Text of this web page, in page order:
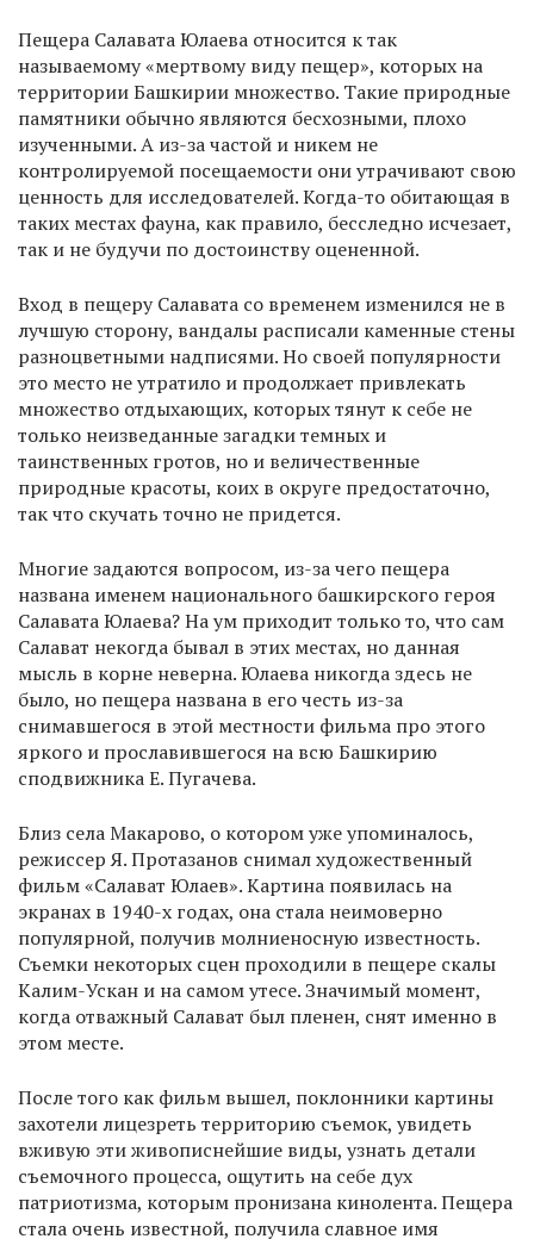
Пещера Салавата Юлаева относится к так
называемому «мертвому виду пещер», которых на
территории Башкирии множество. Такие природные
памятники обычно являются бесхозными, плохо
изученными. А из-за частой и никем не
контролируемой посещаемости они утрачивают свою
ценность для исследователей. Когда-то обитающая в
таких местах фауна, как правило, бесследно исчезает,
так и не будучи по достоинству оцененной.
Вход в пещеру Салавата со временем изменился не в
лучшую сторону, вандалы расписали каменные стены
разноцветными надписями. Но своей популярности
это место не утратило и продолжает привлекать
множество отдыхающих, которых тянут к себе не
только неизведанные загадки темных и
таинственных гротов, но и величественные
природные красоты, коих в округе предостаточно,
так что скучать точно не придется.
Многие задаются вопросом, из-за чего пещера
названа именем национального башкирского героя
Салавата Юлаева? На ум приходит только то, что сам
Салават некогда бывал в этих местах, но данная
мысль в корне неверна. Юлаева никогда здесь не
было, но пещера названа в его честь из-за
снимавшегося в этой местности фильма про этого
яркого и прославившегося на всю Башкирию
сподвижника Е. Пугачева.
Близ села Макарово, о котором уже упоминалось,
режиссер Я. Протазанов снимал художественный
фильм «Салават Юлаев». Картина появилась на
экранах в 1940-х годах, она стала неимоверно
популярной, получив молниеносную известность.
Съемки некоторых сцен проходили в пещере скалы
Калим-Ускан и на самом утесе. Значимый момент,
когда отважный Салават был пленен, снят именно в
этом месте.
После того как фильм вышел, поклонники картины
захотели лицезреть территорию съемок, увидеть
вживую эти живописнейшие виды, узнать детали
съемочного процесса, ощутить на себе дух
патриотизма, которым пронизана кинолента. Пещера
стала очень известной, получила славное имя